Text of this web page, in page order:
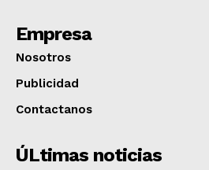
Empresa
Nosotros
Publicidad
Contactanos
ÚLtimas noticias